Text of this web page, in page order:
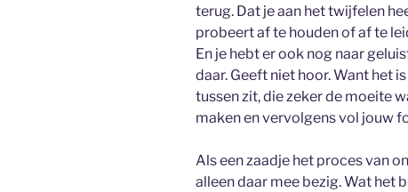
terug. Dat je aan het twijfelen
probeert af te houden of af te
En je hebt er ook nog naar
daar. Geeft niet hoor. Want het
tussen zit, die zeker de moeite
maken en vervolgens vol jouw
Als een zaadje het proces van
alleen daar mee bezig. Wat het